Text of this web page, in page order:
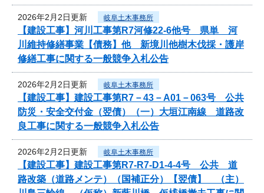
2026年2月2日更新 岐阜土木事務所
【建設工事】河川工事第R7河修22-6他号 県単 河
川維持修繕事業【債務】他 新境川他樹木伐採・護岸
修繕工事に関する一般競争入札公告
2026年2月2日更新 岐阜土木事務所
【建設工事】建設工事第R7－43－A01－063号 公共
防災・安全交付金（翌債）（一）大垣江南線 道路改
良工事に関する一般競争入札公告
2026年2月2日更新 岐阜土木事務所
【建設工事】建設工事第R7-R7-D1-4-4号 公共 道
路改築（道路メンテ）（国補正分）【翌債】 （主）